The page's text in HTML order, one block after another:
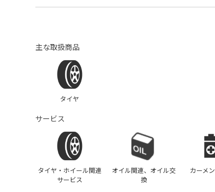
主な取扱商品
タイヤ
サービス
タイヤ・ホイール関連
サービス
オイル関連、オイル交
換
カーメ